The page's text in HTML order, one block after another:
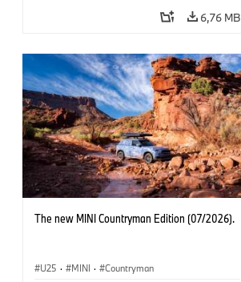
6,76 MB
The new MINI Countryman Edition (07/2026).
U25 · MINI · Countryman